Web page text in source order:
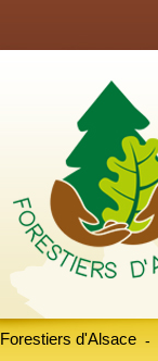
Forestiers d'Alsace -